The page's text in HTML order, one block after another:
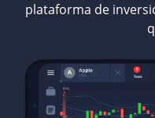
plataforma de